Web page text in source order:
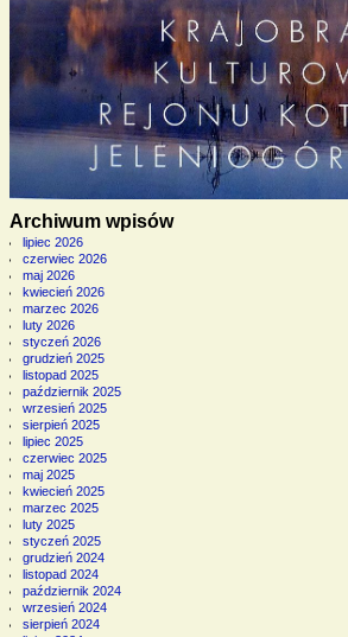
Archiwum wpisów
lipiec 2026
czerwiec 2026
maj 2026
kwiecień 2026
marzec 2026
luty 2026
styczeń 2026
grudzień 2025
listopad 2025
październik 2025
wrzesień 2025
sierpień 2025
lipiec 2025
czerwiec 2025
maj 2025
kwiecień 2025
marzec 2025
luty 2025
styczeń 2025
grudzień 2024
listopad 2024
październik 2024
wrzesień 2024
sierpień 2024